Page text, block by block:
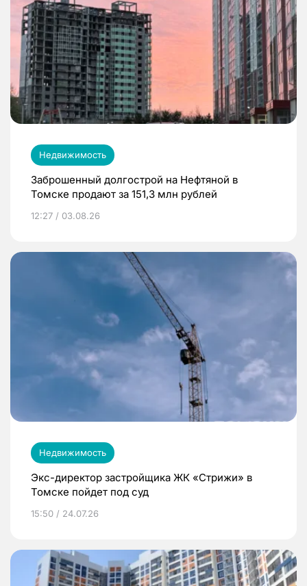
Недвижимость
Заброшенный долгострой на Нефтяной в
Томске продают за 151,3 млн рублей
12:27 / 03.08.26
Недвижимость
Экс-директор застройщика ЖК «Стрижи» в
Томске пойдет под суд
15:50 / 24.07.26